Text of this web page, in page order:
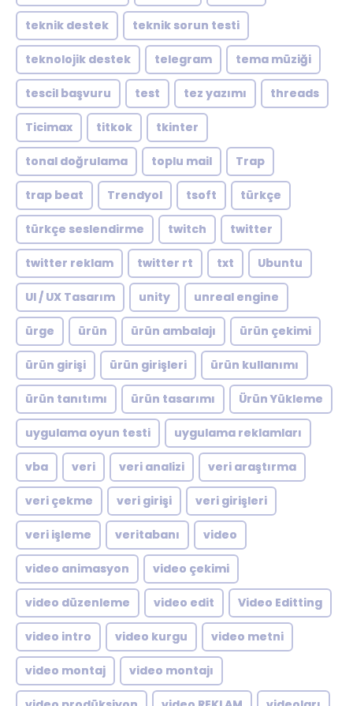
teknik destek teknik sorun testi
teknolojik destek telegram tema müziği
tescil başvuru test tez yazımı threads
Ticimax titkok tkinter
tonal doğrulama toplu mail Trap
trap beat Trendyol tsoft türkçe
türkçe seslendirme twitch twitter
twitter reklam twitter rt txt Ubuntu
UI / UX Tasarım unity unreal engine
ürge ürün ürün ambalajı ürün çekimi
ürün girişi ürün girişleri ürün kullanımı
ürün tanıtımı ürün tasarımı Ürün Yükleme
uygulama oyun testi uygulama reklamları
vba veri veri analizi veri araştırma
veri çekme veri girişi veri girişleri
veri işleme veritabanı video
video animasyon video çekimi
video düzenleme video edit Video Editting
video intro video kurgu video metni
video montaj video montajı